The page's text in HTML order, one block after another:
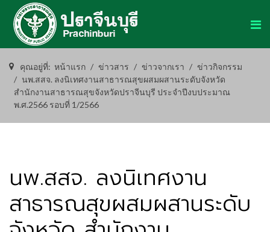
คุณอยู่ที่: หน้าแรก ข่าวสาร ข่าวจากเรา
ข่าวกิจกรรม
นพ.สสจ. ลงนิเทศงานสาธารณสุขผสมผสานระดับจังหวัด
สำนักงานสาธารณสุขจังหวัดปราจีนบุรี ประจำปีงบประมาณ
พ.ศ.2566 รอบที่ 1/2566
นพ.สสจ. ลงนิเทศงาน
สาธารณสุขผสมผสานระดับ